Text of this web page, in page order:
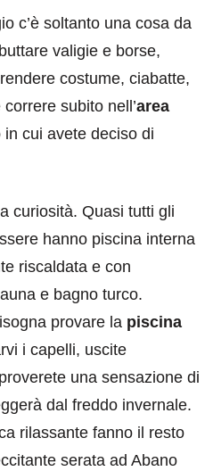
c’è soltanto una cosa da
valigie e borse,
costume, ciabatte,
subito nell’area
in cui avete deciso di
curiosità. Quasi tutti gli
hanno piscina interna
riscaldata e con
e bagno turco.
provare la piscina
i capelli, uscite
una sensazione di
dal freddo invernale.
rilassante fanno il resto
serata ad Abano